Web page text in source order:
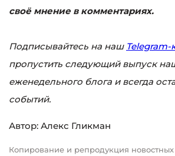
своё мнение в комментариях.
Подписывайтесь на наш Telegram-
пропустить следующий выпуск
еженедельного блога и всегда
событий.
Автор: Алекс Гликман
Копирование и репродукция